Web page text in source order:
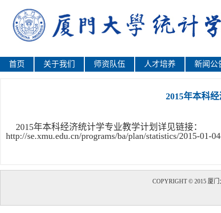
首页 关于我们 师资队伍 人才培养 新闻公
2015年本科
2015年本科经济统计学专业教学计划详见链接：
http://se.xmu.edu.cn/programs/ba/plan/statistics/2015-01-
COPYRIGHT © 2015 厦